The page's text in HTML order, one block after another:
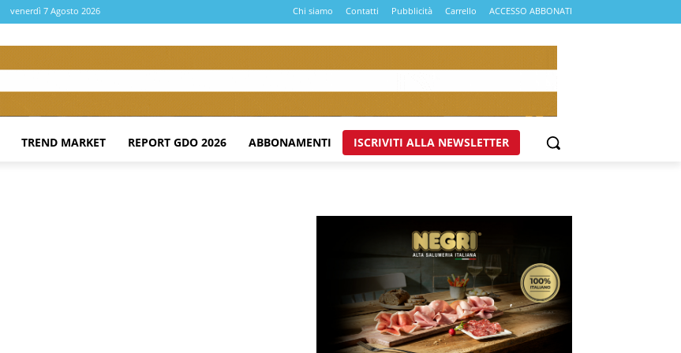
venerdì 7 Agosto 2026 Chi siamo Contatti Pubblicità Carrello ACCESSO ABBONATI
TREND MARKET REPORT GDO 2026 ABBONAMENTI ISCRIVITI ALLA NEWSLETTER